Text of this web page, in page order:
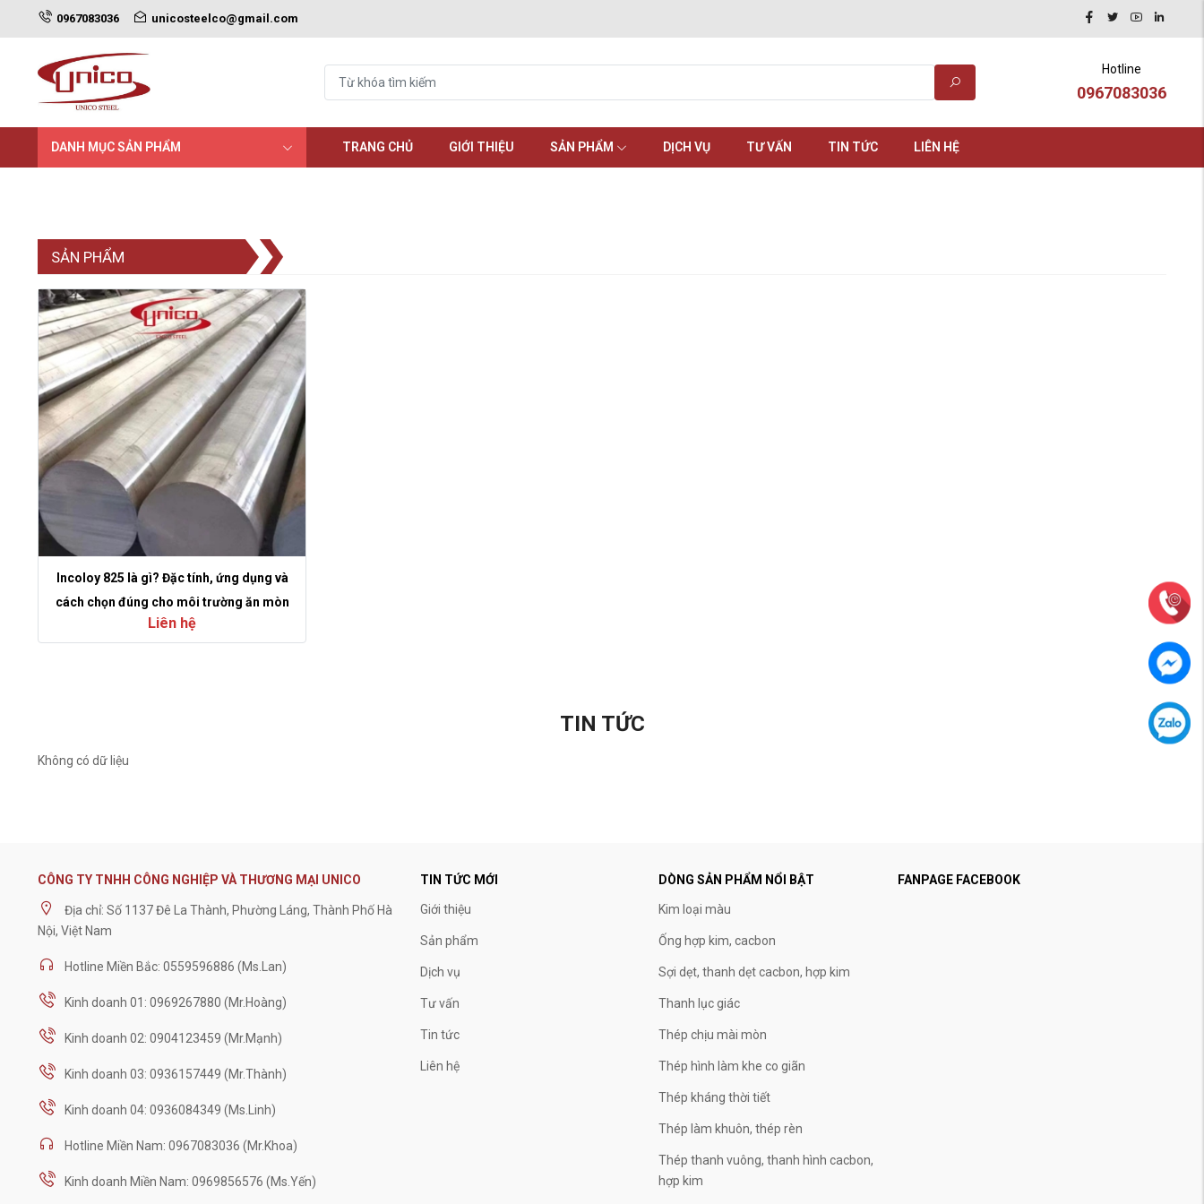
0967083036 unicosteelco@gmail.com
Hotline
0967083036
DANH MỤC SẢN PHẨM TRANG CHỦ GIỚI THIỆU SẢN PHẨM DỊCH VỤ TƯ VẤN TIN TỨC LIÊN HỆ
SẢN PHẨM
Incoloy 825 là gì? Đặc tính, ứng dụng và
cách chọn đúng cho môi trường ăn mòn
Liên hệ
TIN TỨC
Không có dữ liệu
CÔNG TY TNHH CÔNG NGHIỆP VÀ THƯƠNG MẠI UNICO
Địa chỉ: Số 1137 Đê La Thành, Phường Láng, Thành Phố Hà
Nội, Việt Nam
Hotline Miền Bắc: 0559596886 (Ms.Lan)
Kinh doanh 01: 0969267880 (Mr.Hoàng)
Kinh doanh 02: 0904123459 (Mr.Mạnh)
Kinh doanh 03: 0936157449 (Mr.Thành)
Kinh doanh 04: 0936084349 (Ms.Linh)
Hotline Miền Nam: 0967083036 (Mr.Khoa)
Kinh doanh Miền Nam: 0969856576 (Ms.Yến)
TIN TỨC MỚI
Giới thiệu
Sản phẩm
Dịch vụ
Tư vấn
Tin tức
Liên hệ
DÒNG SẢN PHẨM NỔI BẬT
Kim loại màu
Ống hợp kim, cacbon
Sợi dẹt, thanh dẹt cacbon, hợp kim
Thanh lục giác
Thép chịu mài mòn
Thép hình làm khe co giãn
Thép kháng thời tiết
Thép làm khuôn, thép rèn
Thép thanh vuông, thanh hình cacbon,
hợp kim
FANPAGE FACEBOOK